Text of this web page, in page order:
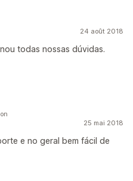
24 août 2018
todas nossas dúvidas.
25 mai 2018
e no geral bem fácil de